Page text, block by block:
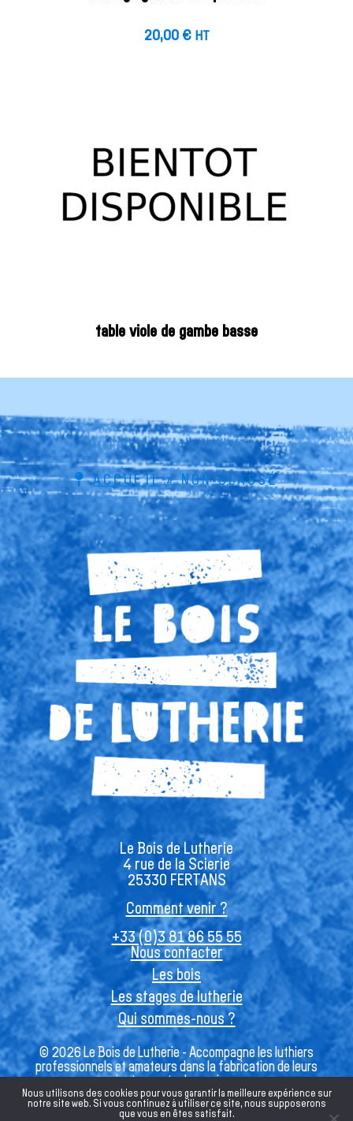
20,00 € HT
table viole de gambe basse
ACCUEIL»NON CLASSÉ
Le Bois de Lutherie
4 rue de la Scierie
25330 FERTANS
Comment venir ?
+33 (0)3 81 86 55 55
Nous contacter
Les bois
Les stages de lutherie
Qui sommes-nous ?
© 2026 Le Bois de Lutherie - Accompagne les luthiers
professionnels et amateurs dans la fabrication de leurs
instruments de musique
Nous utilisons des cookies pour vous garantir la meilleure expérience sur
notre site web. Si vous continuez à utiliser ce site, nous supposerons
que vous en êtes satisfait.